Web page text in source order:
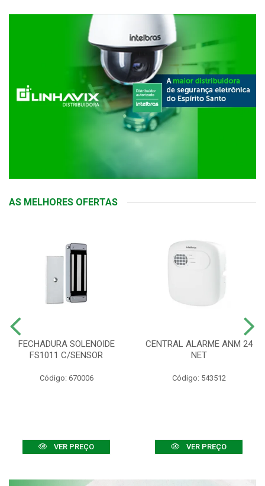
AS MELHORES OFERTAS
FECHADURA SOLENOIDE
FS1011 C/SENSOR
Código: 670006
VER PREÇO
CENTRAL ALARME ANM 24
NET
Código: 543512
VER PREÇO